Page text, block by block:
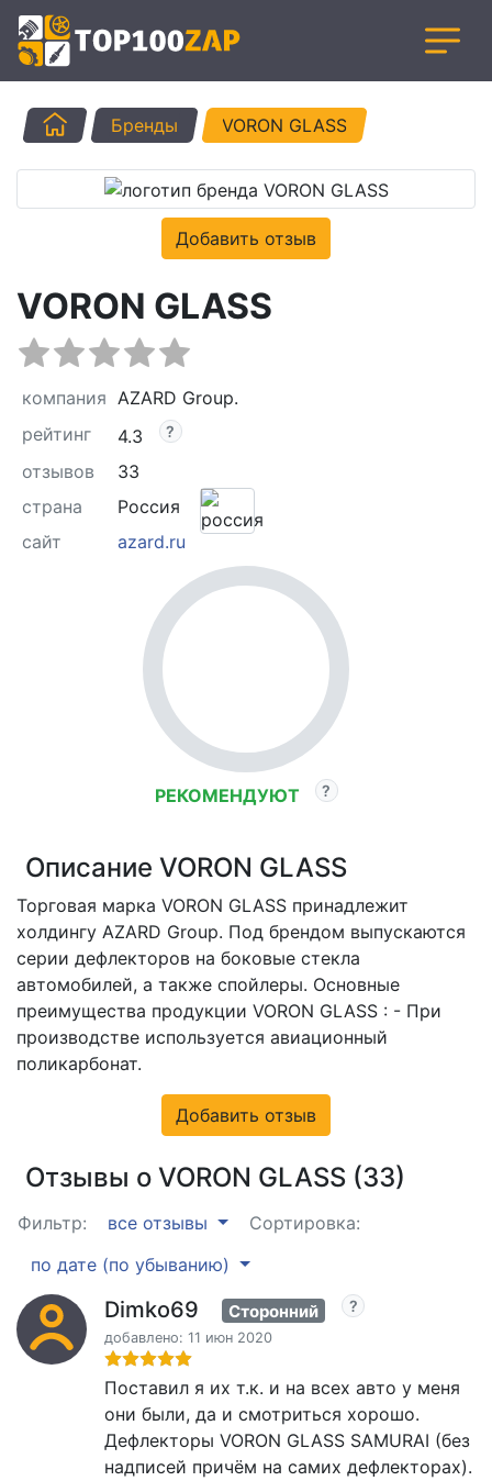
ГлавнаяБренды VORON GLASS
Добавить отзыв
VORON GLASS
компания AZARD Group.
рейтинг
4.3
отзывов
33
страна
Россия
сайт
azard.ru
РЕКОМЕНДУЮТ
Описание VORON GLASS
Торговая марка VORON GLASS принадлежит
холдингу AZARD Group. Под брендом выпускаются
серии дефлекторов на боковые стекла
автомобилей, а также спойлеры. Основные
преимущества продукции VORON GLASS : - При
производстве используется авиационный
поликарбонат.
Добавить отзыв
Отзывы о VORON GLASS (33)
Фильтр: все отзывы
Сортировка:
по дате (по убыванию)
Dimko69 Сторонний
добавлено: 11 июн 2020
Поставил я их т.к. и на всех авто у меня
они были, да и смотриться хорошо.
Дефлекторы VORON GLASS SAMURAI (без
надписей причём на самих дефлекторах).